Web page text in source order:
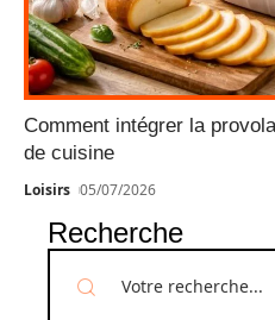
Comment intégrer la
de cuisine
Loisirs 05/07/2026
Recherche